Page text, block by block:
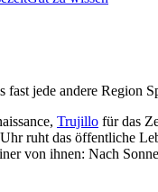
jede andere Region
Trujillo für das
ruht das öffentliche
von ihnen: Nach